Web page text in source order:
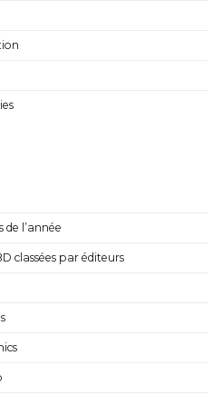
de l’année
classées par éditeurs